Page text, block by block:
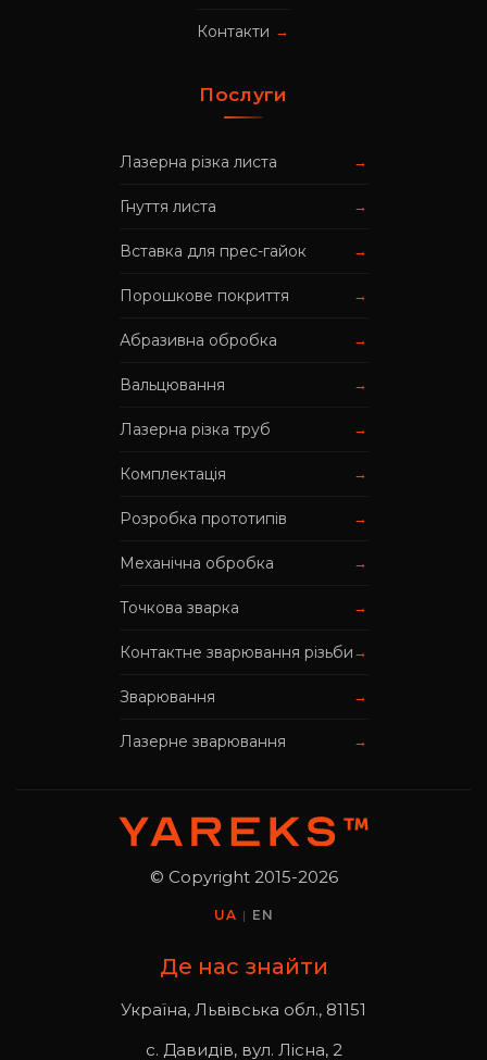
Контакти →
Послуги
Лазерна різка листа →
Гнуття листа →
Вставка для прес-гайок →
Порошкове покриття →
Абразивна обробка →
Вальцювання →
Лазерна різка труб →
Комплектація →
Розробка прототипів →
Механічна обробка →
Точкова зварка →
Контактне зварювання різьби→
Зварювання →
Лазерне зварювання →
© Copyright 2015-2026
UA | EN
Де нас знайти
Україна, Львівська обл., 81151
с. Давидів, вул. Лісна, 2